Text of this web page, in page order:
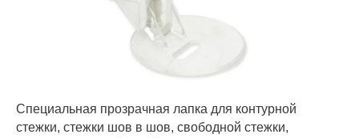
Специальная прозрачная лапка для контурной
стежки, стежки шов в шов, свободной стежки,